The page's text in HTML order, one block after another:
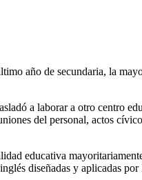
año de secundaria, la
a laborar a otro centro
del personal, actos
educativa
diseñadas y aplicadas